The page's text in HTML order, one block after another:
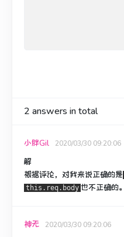
2 answers in total
小胖Gil 2020/03/30 09:20:06
解
根据评论，对我来说正确的是
this.req.body 也不正确的。
神无 2020/03/30 09:20:06